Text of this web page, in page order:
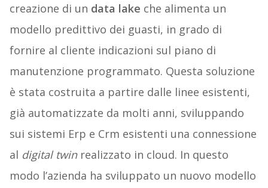
creazione di un data lake che alimenta un
modello predittivo dei guasti, in grado di
fornire al cliente indicazioni sul piano di
manutenzione programmato. Questa soluzione
è stata costruita a partire dalle linee esistenti,
già automatizzate da molti anni, sviluppando
sui sistemi Erp e Crm esistenti una connessione
al digital twinrealizzato in cloud. In questo
modo l’azienda ha sviluppato un nuovo modello